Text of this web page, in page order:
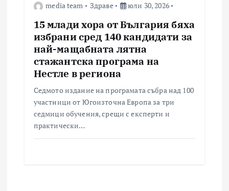
media team Здраве юли 30, 2026
15 млади хора от България бяха
избрани сред 140 кандидати за
най-мащабната лятна
стажантска програма на
Нестле в региона
Седмото издание на програмата събра над 100
участници от Югоизточна Европа за три
седмици обучения, срещи с експерти и
практически…